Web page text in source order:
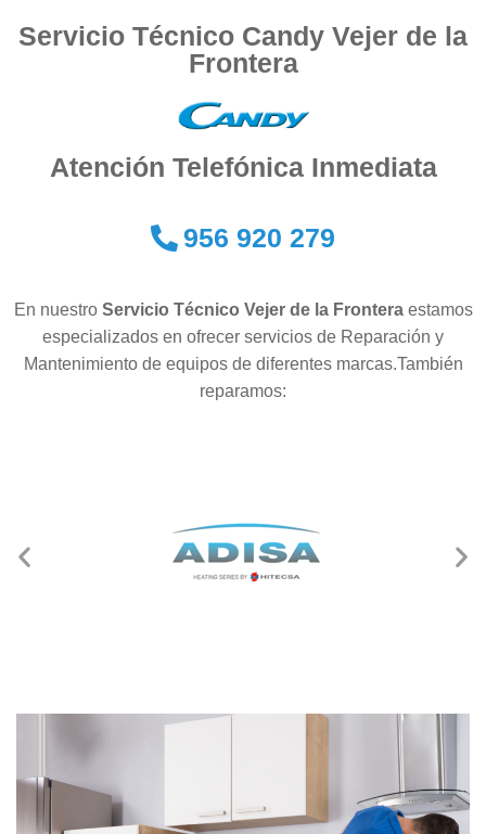
Servicio Técnico Candy Vejer de la
Frontera
Atención Telefónica Inmediata
956 920 279
En nuestro Servicio Técnico Vejer de la Fronteraestamos
especializados en ofrecer servicios de Reparación y
Mantenimiento de equipos de diferentes marcas.También
reparamos: